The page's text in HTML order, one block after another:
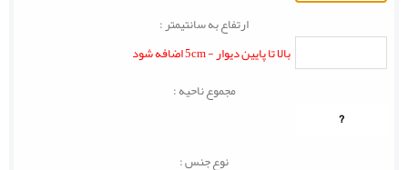
ارتفاع به سانتیمتر :
بالا تا پایین دیوار - 5cm اضافه شود
مجموع ناحیه :
?
نوع جنس :